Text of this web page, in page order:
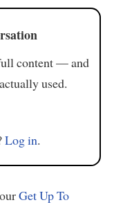
content — and
used.
Log in.
Get Up To